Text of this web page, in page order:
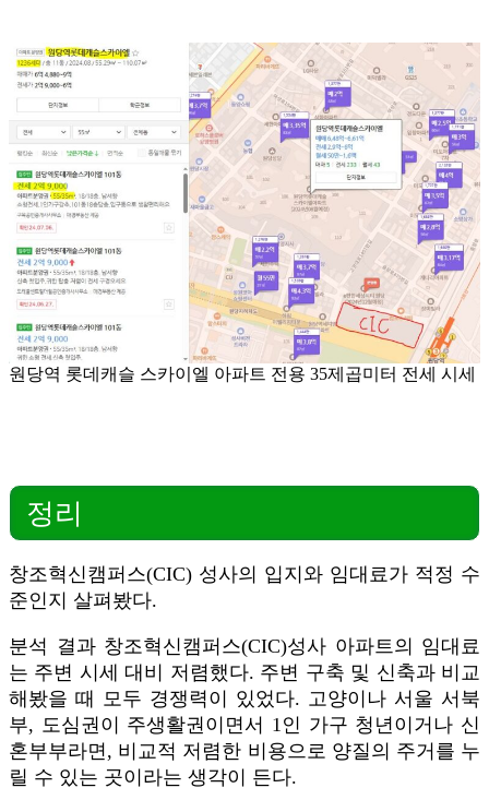
원당역 롯데캐슬 스카이엘 아파트 전용 35제곱미터 전세 시세
정리
창조혁신캠퍼스(CIC) 성사의 입지와 임대료가 적정 수
준인지 살펴봤다.
분석 결과 창조혁신캠퍼스(CIC)성사 아파트의 임대료
는 주변 시세 대비 저렴했다. 주변 구축 및 신축과 비교
해봤을 때 모두 경쟁력이 있었다. 고양이나 서울 서북
부, 도심권이 주생활권이면서 1인 가구 청년이거나 신
혼부부라면, 비교적 저렴한 비용으로 양질의 주거를 누
릴 수 있는 곳이라는 생각이 든다.